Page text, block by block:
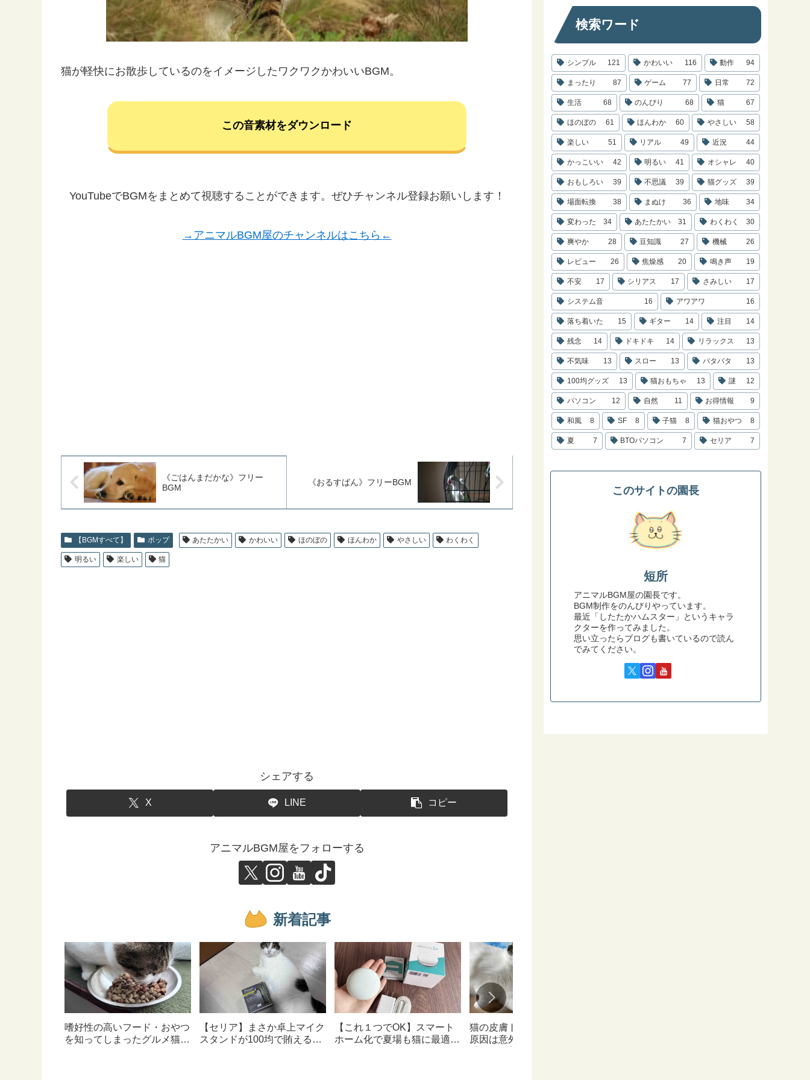
猫が軽快にお散歩しているのをイメージしたワクワクかわいいBGM。
この音素材をダウンロード
YouTubeでBGMをまとめて視聴することができます。ぜひチャンネル登録お願いします！
→アニマルBGM屋のチャンネルはこちら←
《ごはんまだかな》フリー
BGM
《おるすばん》フリーBGM
【BGMすべて】 ポップ あたたかい かわいい ほのぼの ほんわか やさしい わくわく
明るい 楽しい 猫
シェアする
X LINE コピー
アニマルBGM屋をフォローする
新着記事
嗜好性の高いフード・おやつ
を知ってしまったグルメ猫の
【セリア】まさか卓上マイク
スタンドが100均で賄えるな
【これ１つでOK】スマート
ホーム化で夏場も猫に最適な
猫の皮膚トラブル、根本的な
原因は意外なとこにあるかも
検索ワード
シンプル 121 かわいい 116 動作 94
まったり 87 ゲーム 77 日常 72
生活 68 のんびり 68 猫 67
ほのぼの 61 ほんわか 60 やさしい 58
楽しい 51 リアル 49 近況 44
かっこいい 42 明るい 41 オシャレ 40
おもしろい 39 不思議 39 猫グッズ 39
場面転換 38 まぬけ 36 地味 34
変わった 34 あたたかい 31 わくわく 30
爽やか 28 豆知識 27 機械 26
レビュー 26 焦燥感 20 鳴き声 19
不安 17 シリアス 17 さみしい 17
システム音 16 アワアワ 16
落ち着いた 15 ギター 14 注目 14
残念 14 ドキドキ 14 リラックス 13
不気味 13 スロー 13 バタバタ 13
100均グッズ 13 猫おもちゃ 13 謎 12
パソコン 12 自然 11 お得情報 9
和風 8 SF 8 子猫 8 猫おやつ 8
夏 7 BTOパソコン 7 セリア 7
このサイトの園長
短所
アニマルBGM屋の園長です。
BGM制作をのんびりやっています。
最近「したたかハムスター」というキャラ
クターを作ってみました。
思い立ったらブログも書いているので読ん
でみてください。